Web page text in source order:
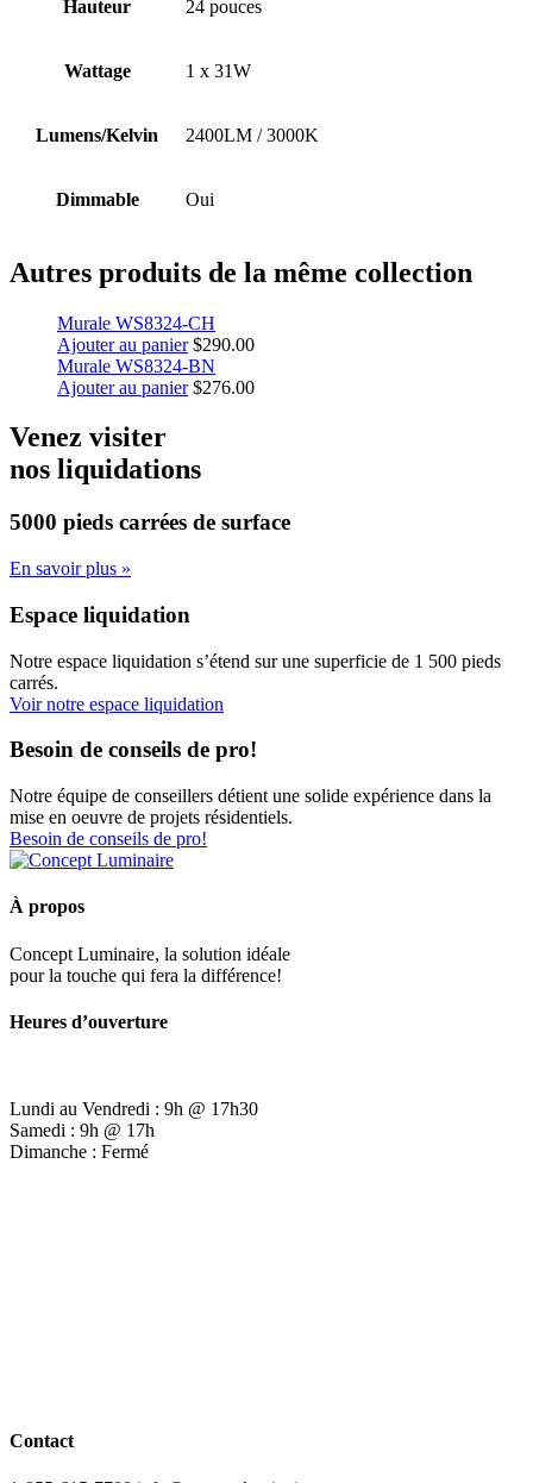
Hauteur 24 pouces
Wattage 1 x 31W
Lumens/Kelvin 2400LM / 3000K
Dimmable Oui
Autres produits de la même collection
Murale WS8324-CH
Ajouter au panier $290.00
Murale WS8324-BN
Ajouter au panier $276.00
Venez visiter
nos liquidations
5000 pieds carrées de surface
En savoir plus »
Espace liquidation
Notre espace liquidation s’étend sur une superficie de 1 500 pieds
carrés.
Voir notre espace liquidation
Besoin de conseils de pro!
Notre équipe de conseillers détient une solide expérience dans la
mise en oeuvre de projets résidentiels.
Besoin de conseils de pro!
À propos
Concept Luminaire, la solution idéale
pour la touche qui fera la différence!
Heures d’ouverture
Lundi au Vendredi : 9h @ 17h30
Samedi : 9h @ 17h
Dimanche : Fermé
Contact